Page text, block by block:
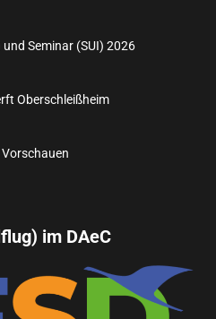
Seminar (SUI) 2026
Oberschleißheim
im DAeC